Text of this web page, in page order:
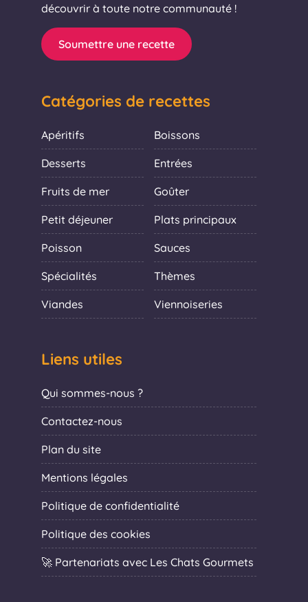
découvrir à toute notre communauté !
Soumettre une recette
Catégories de recettes
Apéritifs Boissons
Desserts Entrées
Fruits de mer Goûter
Petit déjeuner Plats principaux
Poisson Sauces
Spécialités Thèmes
Viandes Viennoiseries
Liens utiles
Qui sommes-nous ?
Contactez-nous
Plan du site
Mentions légales
Politique de confidentialité
Politique des cookies
🚀 Partenariats avec Les Chats Gourmets